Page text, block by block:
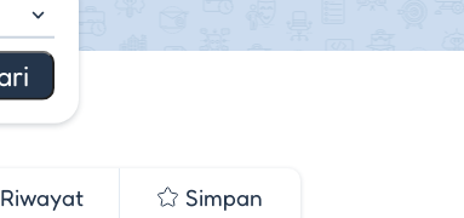
Riwayat Simpan